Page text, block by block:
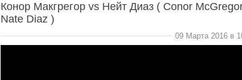
Конор Макгрегор vs Нейт Диаз ( Conor
Nate Diaz )
09 Марта 2016 в